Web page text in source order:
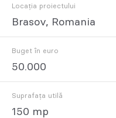
Locația proiectului
Brasov, Romania
Buget în euro
50.000
Suprafața utilă
150 mp